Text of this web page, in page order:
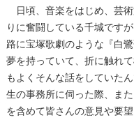
日頃、音楽をはじめ、芸
りに奮闘している千城です
路に宝塚歌劇のような『白
夢を持っていて、折に触れ
もよくそんな話をしていた
生の事務所に伺った際、ま
を含めて皆さんの意見や要